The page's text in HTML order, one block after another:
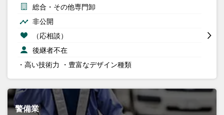
総合・その他専門卸
非公開
（応相談）
後継者不在
・高い技術力 ・豊富なデザイン種類
警備業